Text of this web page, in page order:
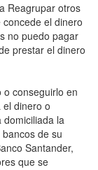
Reagrupar otros
el dinero
no puedo pagar
prestar el dinero
conseguirlo en
dinero o
domiciliada la
de su
Santander,
que se